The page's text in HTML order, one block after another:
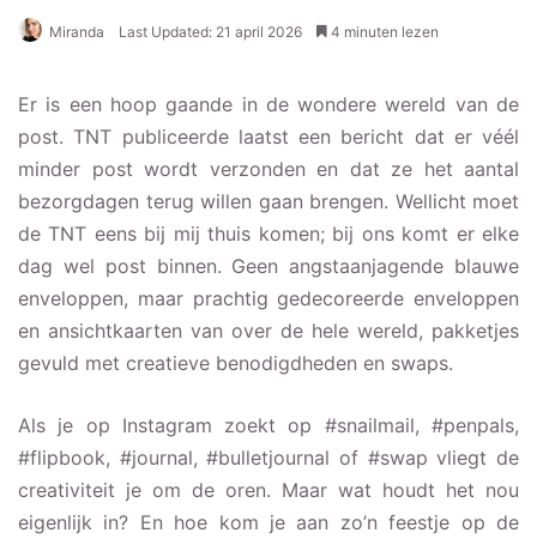
Miranda Last Updated: 21 april 2026 4 minuten lezen
Er is een hoop gaande in de wondere wereld van de
post. TNT publiceerde laatst een bericht dat er véél
minder post wordt verzonden en dat ze het aantal
bezorgdagen terug willen gaan brengen. Wellicht moet
de TNT eens bij mij thuis komen; bij ons komt er elke
dag wel post binnen. Geen angstaanjagende blauwe
enveloppen, maar prachtig gedecoreerde enveloppen
en ansichtkaarten van over de hele wereld, pakketjes
gevuld met creatieve benodigdheden en swaps.
Als je op Instagram zoekt op #snailmail, #penpals,
#flipbook, #journal, #bulletjournal of #swap vliegt de
creativiteit je om de oren. Maar wat houdt het nou
eigenlijk in? En hoe kom je aan zo’n feestje op de